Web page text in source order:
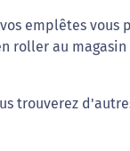
emplêtes vous
roller au
trouverez